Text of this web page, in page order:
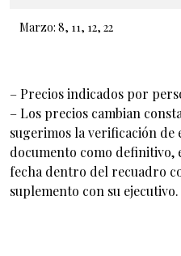
Marzo: 8, 11, 12, 22
– Precios indicados por
– Los precios cambian
sugerimos la verificación de
documento como definitivo,
fecha dentro del recuadro
suplemento con su ejecutivo.